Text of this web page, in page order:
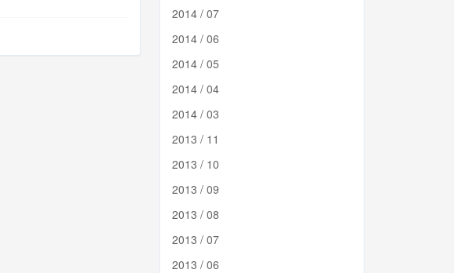
2014 / 07
2014 / 06
2014 / 05
2014 / 04
2014 / 03
2013 / 11
2013 / 10
2013 / 09
2013 / 08
2013 / 07
2013 / 06